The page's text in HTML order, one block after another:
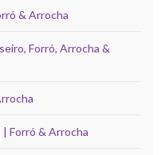
& Arrocha
Forró, Arrocha &
Forró & Arrocha